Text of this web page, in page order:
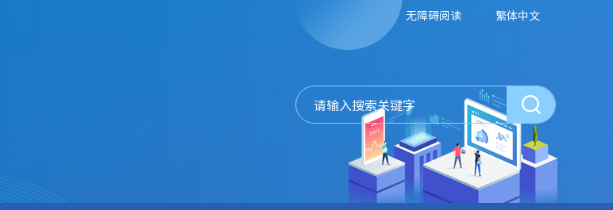
无障碍阅读 繁体中文